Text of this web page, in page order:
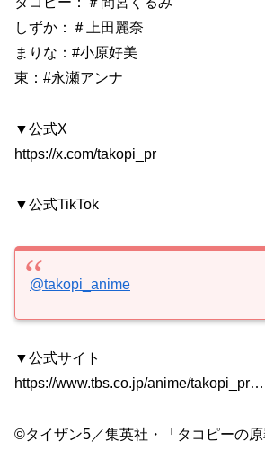
しずか：＃上田麗奈
まりな：#小原好美
東：#永瀬アンナ
▼公式X
https://x.com/takopi_pr
▼公式TikTok
@takopi_anime
▼公式サイト
https://www.tbs.co.jp/anime/takopi_pr…
©タイザン5／集英社・「タコピーの